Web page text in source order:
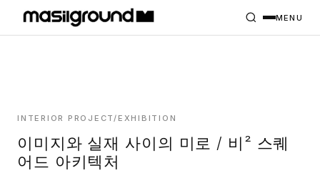
PROJECTS
MASILWIDE
MENU
INTERIOR PROJECT/EXHIBITION
이미지와 실재 사이의 미로 / 비² 스퀘
어드 아키텍처